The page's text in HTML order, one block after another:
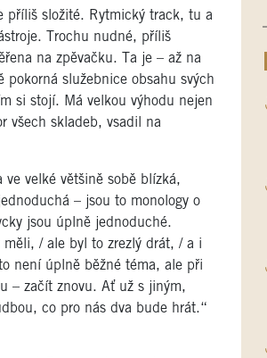
příliš složité. Rytmický track, tu a
Trochu nudné, příliš
na zpěvačku. Ta je – až na
služebnice obsahu svých
si stojí. Má velkou výhodu nejen
všech skladeb, vsadil na
velké většině sobě blízká,
– jsou to monology o
jsou úplně jednoduché.
měli, / ale byl to zrezlý drát, / a i
není úplně běžné téma, ale při
– začít znovu. Ať už s jiným,
co pro nás dva bude hrát.“